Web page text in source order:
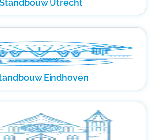
Standbouw Utrecht
Eindhoven